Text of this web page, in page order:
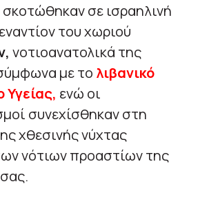
σε ισραηλινή
του χωριού
νοτιοανατολικά της
με το λιβανικό
Υγείας, ενώ οι
συνεχίσθηκαν στη
χθεσινής νύχτας
νότιων προαστίων της